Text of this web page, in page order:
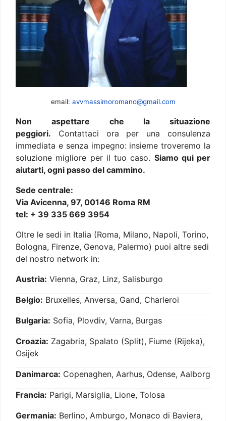
email: avvmassimoromano@gmail.com
Non aspettare che la situazione
peggiori. Contattaci ora per una consulenza
immediata e senza impegno: insieme troveremo la
soluzione migliore per il tuo caso. Siamo qui per
aiutarti, ogni passo del cammino.
Sede centrale:
Via Avicenna, 97, 00146 Roma RM
tel: + 39 335 669 3954
Oltre le sedi in Italia (Roma, Milano, Napoli, Torino,
Bologna, Firenze, Genova, Palermo) puoi altre sedi
del nostro network in:
Austria: Vienna, Graz, Linz, Salisburgo
Belgio: Bruxelles, Anversa, Gand, Charleroi
Bulgaria: Sofia, Plovdiv, Varna, Burgas
Croazia: Zagabria, Spalato (Split), Fiume (Rijeka),
Osijek
Danimarca: Copenaghen, Aarhus, Odense, Aalborg
Francia: Parigi, Marsiglia, Lione, Tolosa
Germania: Berlino, Amburgo, Monaco di Baviera,